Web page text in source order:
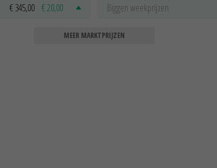
€ 345,00 € 20,00
Biggen weekprijzen
MEER MARKTPRIJZEN